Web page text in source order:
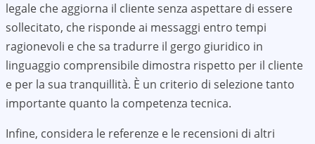
legale che aggiorna il cliente senza aspettare di essere
sollecitato, che risponde ai messaggi entro tempi
ragionevoli e che sa tradurre il gergo giuridico in
linguaggio comprensibile dimostra rispetto per il cliente
e per la sua tranquillità. È un criterio di selezione tanto
importante quanto la competenza tecnica.
Infine, considera le referenze e le recensioni di altri